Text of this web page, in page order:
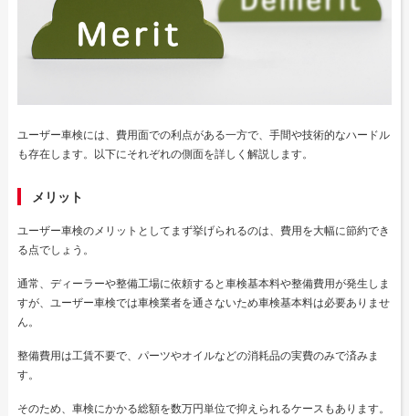
ユーザー車検には、費用面での利点がある一方で、手間や技術的なハードル
も存在します。以下にそれぞれの側面を詳しく解説します。
メリット
ユーザー車検のメリットとしてまず挙げられるのは、費用を大幅に節約でき
る点でしょう。
通常、ディーラーや整備工場に依頼すると車検基本料や整備費用が発生しま
すが、ユーザー車検では車検業者を通さないため車検基本料は必要ありませ
ん。
整備費用は工賃不要で、パーツやオイルなどの消耗品の実費のみで済みま
す。
そのため、車検にかかる総額を数万円単位で抑えられるケースもあります。